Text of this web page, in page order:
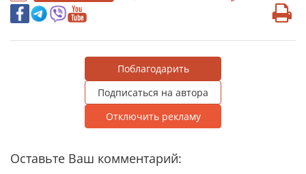
Поблагодарить
Подписаться на автора
Отключить рекламу
Оставьте Ваш комментарий: